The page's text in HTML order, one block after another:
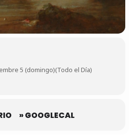
5 (domingo)(Todo el Día)
» GOOGLECAL